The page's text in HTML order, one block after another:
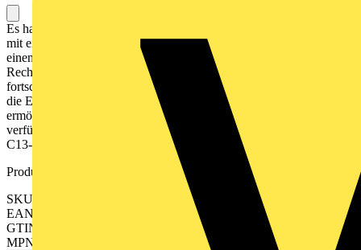
Es handelt sich um eine hochleistungsfähige, rackmontierte USV
mit einer Nennleistung von 6000VA und 6000W. Sie verfügt über
einen 4U-Formfaktor und ist für kritische IT- und
Rechenzentrumsanwendungen konzipiert. Die USV verfügt über
fortschrittliche Batterieverwaltungs- und Überwachungsfunktionen,
die Echtzeiteinblicke in den Zustand und die Leistung der Batterien
ermöglichen. Es arbeitet mit einer Nennspannung von 230 V und
verfügt über mehrere Ausgangsanschlüsse, darunter IEC 60320
C13- und C19- Ausgänge.
Produktkennzeichen
SKU: SRTG6KXLI
EAN: 0731304411826
GTIN: 0731304411826
MPN: SRTG6KXLI